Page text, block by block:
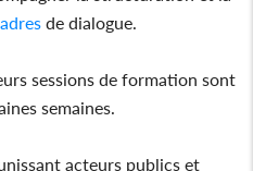
de dialogue.
sessions de formation sont
semaines.
acteurs publics et